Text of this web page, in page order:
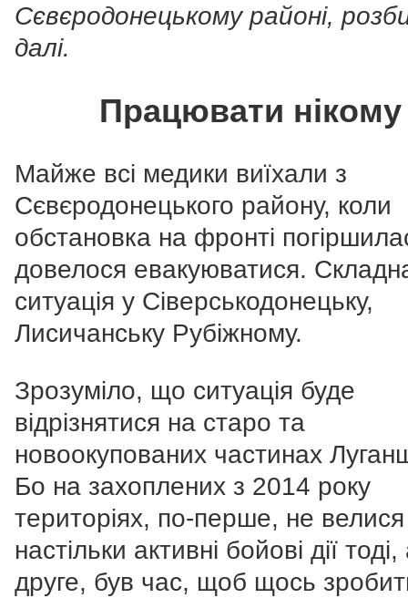
Сєвєродонецькому районі,
далі.
Працювати нікому
Майже всі медики виїхали з
Сєвєродонецького району, коли
обстановка на фронті
довелося евакуюватися.
ситуація у Сіверськодонецьку,
Лисичанську Рубіжному.
Зрозуміло, що ситуація буде
відрізнятися на старо та
новоокупованих частинах
Бо на захоплених з 2014 року
територіях, по-перше, не велися
настільки активні бойові дії
друге, був час, щоб щось